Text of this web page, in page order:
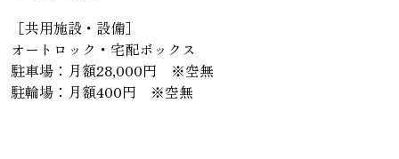
［共用施設・設備］
オートロック・宅配ボックス
駐車場：月額28,000円 ※空無
駐輪場：月額400円 ※空無